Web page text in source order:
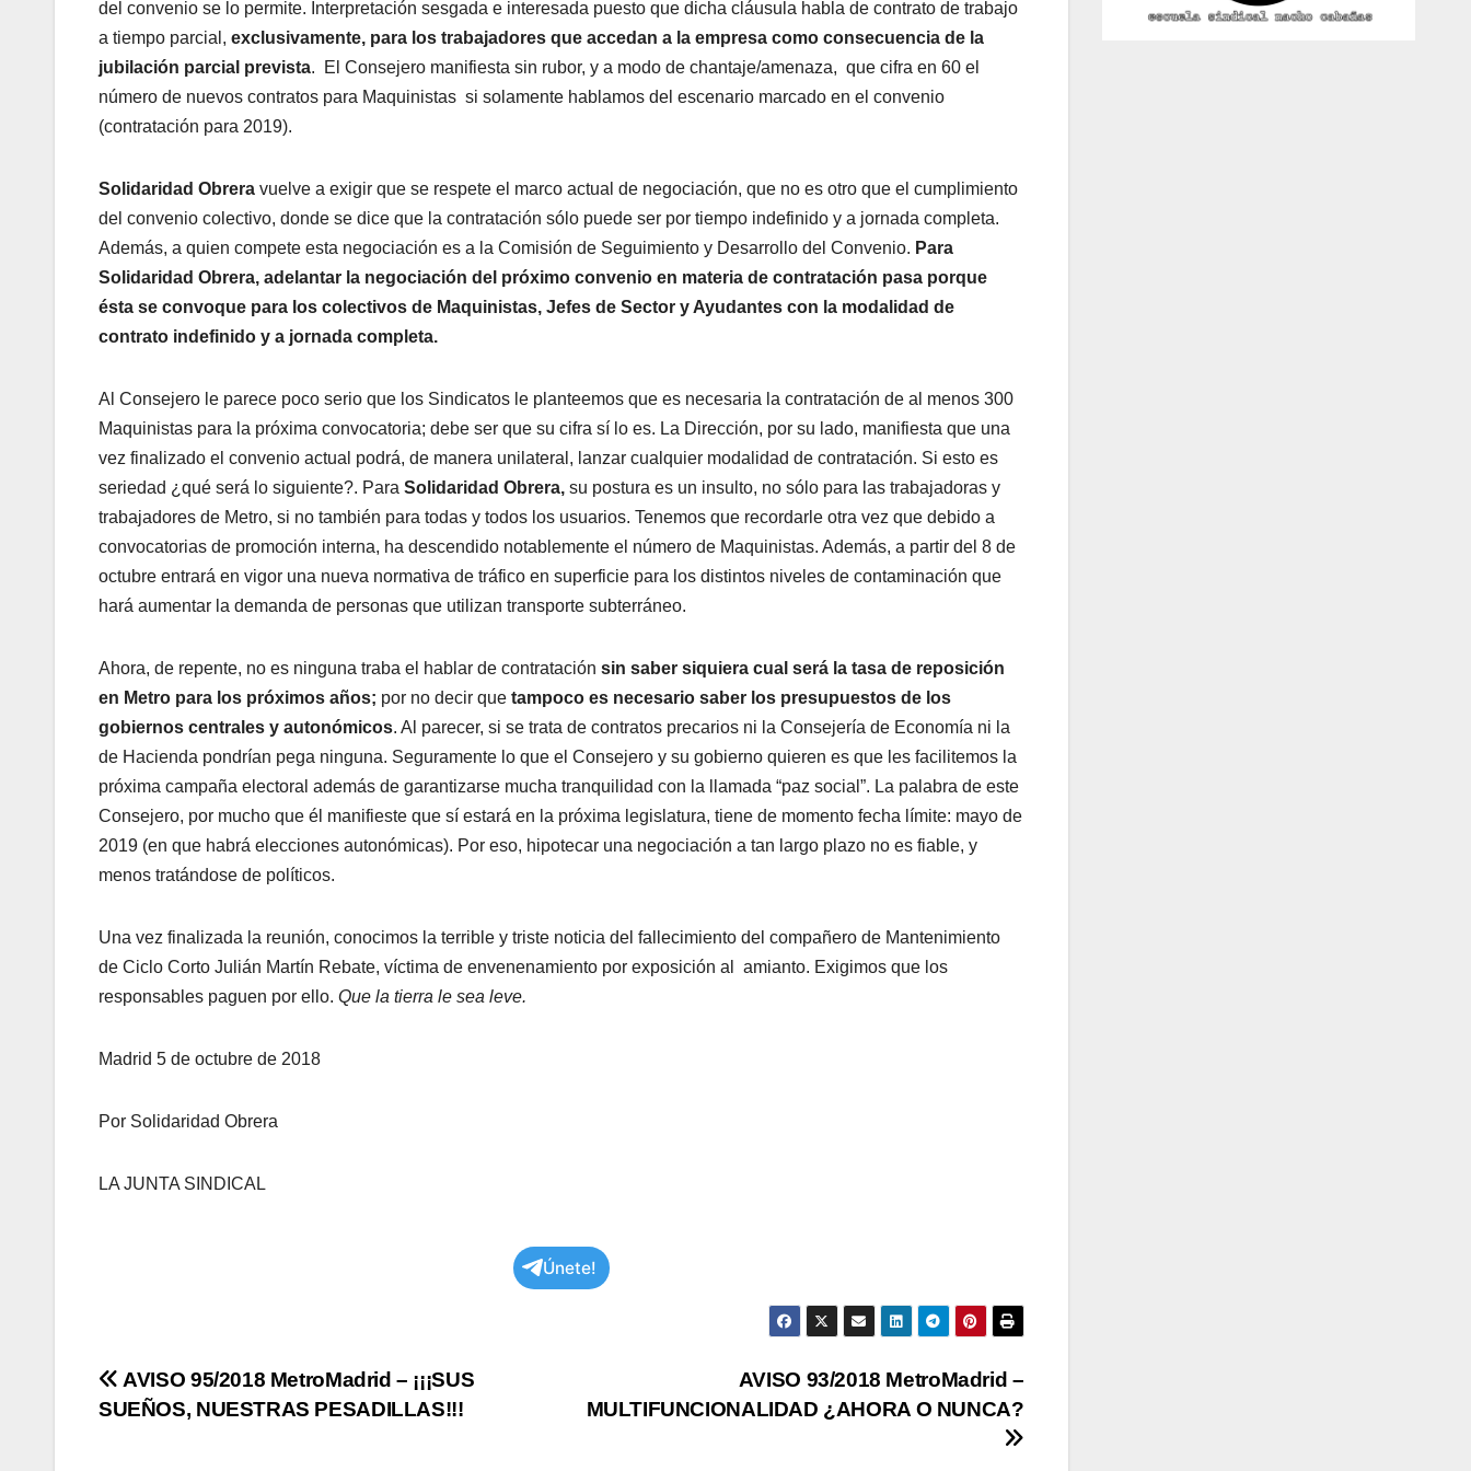
del convenio se lo permite. Interpretación sesgada e interesada puesto que dicha cláusula habla de contrato de trabajo
a tiempo parcial, exclusivamente, para los trabajadores que accedan a la empresa como consecuencia de la
jubilación parcial prevista. El Consejero manifiesta sin rubor, y a modo de chantaje/amenaza, que cifra en 60 el
número de nuevos contratos para Maquinistas si solamente hablamos del escenario marcado en el convenio
(contratación para 2019).
Solidaridad Obrera vuelve a exigir que se respete el marco actual de negociación, que no es otro que el cumplimiento
del convenio colectivo, donde se dice que la contratación sólo puede ser por tiempo indefinido y a jornada completa.
Además, a quien compete esta negociación es a la Comisión de Seguimiento y Desarrollo del Convenio. Para
Solidaridad Obrera, adelantar la negociación del próximo convenio en materia de contratación pasa porque
ésta se convoque para los colectivos de Maquinistas, Jefes de Sector y Ayudantes con la modalidad de
contrato indefinido y a jornada completa.
Al Consejero le parece poco serio que los Sindicatos le planteemos que es necesaria la contratación de al menos 300
Maquinistas para la próxima convocatoria; debe ser que su cifra sí lo es. La Dirección, por su lado, manifiesta que una
vez finalizado el convenio actual podrá, de manera unilateral, lanzar cualquier modalidad de contratación. Si esto es
seriedad ¿qué será lo siguiente?. Para Solidaridad Obrera, su postura es un insulto, no sólo para las trabajadoras y
trabajadores de Metro, si no también para todas y todos los usuarios. Tenemos que recordarle otra vez que debido a
convocatorias de promoción interna, ha descendido notablemente el número de Maquinistas. Además, a partir del 8 de
octubre entrará en vigor una nueva normativa de tráfico en superficie para los distintos niveles de contaminación que
hará aumentar la demanda de personas que utilizan transporte subterráneo.
Ahora, de repente, no es ninguna traba el hablar de contratación sin saber siquiera cual será la tasa de reposición
en Metro para los próximos años; por no decir que tampoco es necesario saber los presupuestos de los
gobiernos centrales y autonómicos. Al parecer, si se trata de contratos precarios ni la Consejería de Economía ni la
de Hacienda pondrían pega ninguna. Seguramente lo que el Consejero y su gobierno quieren es que les facilitemos la
próxima campaña electoral además de garantizarse mucha tranquilidad con la llamada “paz social”. La palabra de este
Consejero, por mucho que él manifieste que sí estará en la próxima legislatura, tiene de momento fecha límite: mayo de
2019 (en que habrá elecciones autonómicas). Por eso, hipotecar una negociación a tan largo plazo no es fiable, y
menos tratándose de políticos.
Una vez finalizada la reunión, conocimos la terrible y triste noticia del fallecimiento del compañero de Mantenimiento
de Ciclo Corto Julián Martín Rebate, víctima de envenenamiento por exposición al amianto. Exigimos que los
responsables paguen por ello. Que la tierra le sea leve.
Madrid 5 de octubre de 2018
Por Solidaridad Obrera
LA JUNTA SINDICAL
Únete!
Navegación
AVISO 93/2018 MetroMadrid –
MULTIFUNCIONALIDAD ¿AHORA O NUNCA?
AVISO 95/2018 MetroMadrid – ¡¡¡SUS
SUEÑOS, NUESTRAS PESADILLAS!!!